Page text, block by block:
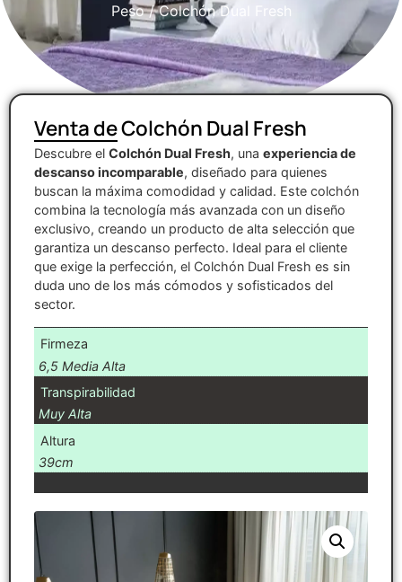
Peso/ Colchón Dual Fresh
Venta de Colchón Dual Fresh
Descubre el Colchón Dual Fresh, una experiencia de
descanso incomparable, diseñado para quienes
buscan la máxima comodidad y calidad. Este colchón
combina la tecnología más avanzada con un diseño
exclusivo, creando un producto de alta selección que
garantiza un descanso perfecto. Ideal para el cliente
que exige la perfección, el Colchón Dual Fresh es sin
duda uno de los más cómodos y sofisticados del
sector.
Firmeza
6,5 Media Alta
Transpirabilidad
Muy Alta
Altura
39cm